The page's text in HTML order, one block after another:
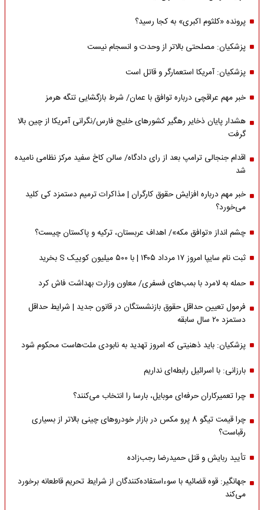
پرونده «کلثوم اکبری» به کجا رسید؟
پزشکیان: مصلحتی بالاتر از وحدت و انسجام نیست
پزشکیان: آمریکا استعمارگر و قاتل است
خبر مهم عراقچی درباره توافق با عمان/ شرط بازگشایی تنگه هرمز
هشدار پایان ذخایر رهگیر کشورهای خلیج فارس/نگرانی آمریکا از چین بالا
گرفت
اقدام جنجالی ترامپ بعد از رای دادگاه/ سالن کاخ سفید مرکز نظامی نامیده
شد
خبر مهم درباره افزایش حقوق کارگران | مذاکرات ترمیم دستمزد کی کلید
می‌خورد؟
چشم انداز «توافق مکه»/ اهداف عربستان، ترکیه و پاکستان چیست؟
ثبت نام سایپا امروز ۱۷ مرداد ۱۴۰۵ | با ۵۰۰ میلیون کوییک S بخرید
حمله به لامرد با بمب‌های فسفری/ معاون وزارت بهداشت فاش کرد
فرمول تعیین حداقل حقوق بازنشستگان در قانون جدید | شرایط حداقل
دستمزد ۲۰ سال سابقه
پزشکیان: باید ذهنیتی که امروز تهدید به نابودی ملت‌هاست محکوم شود
بارزانی: با اسرائیل رابطه‌ای نداریم
چرا تعمیرکاران حرفه‌ای موبایل، بارسا را انتخاب می‌کنند؟
چرا قیمت تیگو 8 پرو مکس در بازار خودروهای چینی بالاتر از بسیاری
رقباست؟
تأیید ربایش و قتل حمیدرضا رجب‌زاده
جهانگیر: قوه قضائیه با سوءاستفاده‌کنندگان از شرایط تحریم قاطعانه برخورد
می‌کند